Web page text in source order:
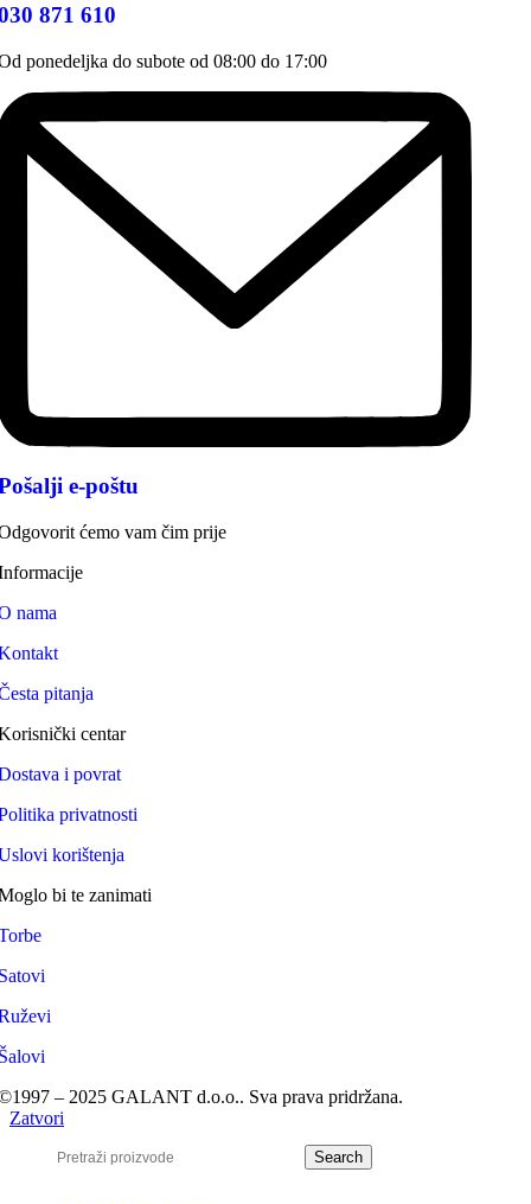
871 610
ponedeljka do subote od 08:00 do 17:00
e-poštu
ćemo vam čim prije
nama
pitanja
centar
i povrat
privatnosti
korištenja
bi te zanimati
– 2025 GALANT d.o.o.. Sva prava pridržana.
Zatvori
Search